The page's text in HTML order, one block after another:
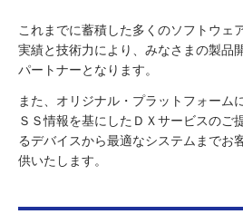
これまでに蓄積した多くのソフトウェ
実績と技術力により、みなさまの製品
パートナーとなります。
また、オリジナル・プラットフォーム
ＳＳ情報を基にしたＤＸサービスのご
るデバイスから最適なシステムまでお
供いたします。